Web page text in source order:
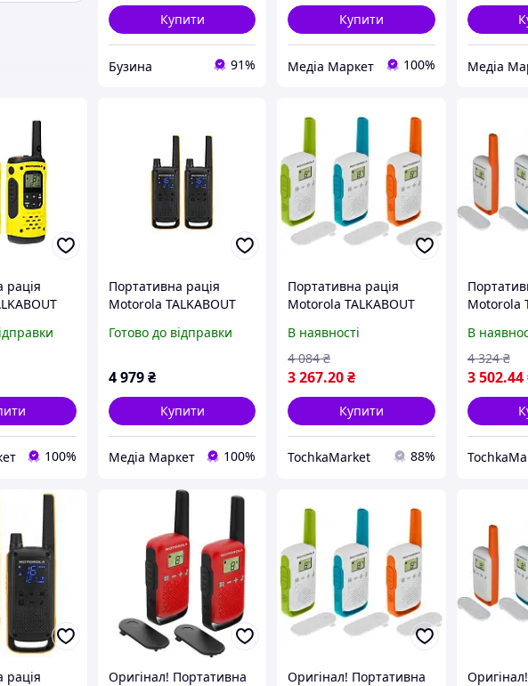
Купити
Бузина 91%
Купити
Медіа Маркет 100% Медіа
рація
100%
Портативна рація
Motorola TALKABOUT
Yellow Black
Готово до відправки
4 979₴
Купити
Медіа Маркет 100%
Портативна рація
Motorola TALKABOUT
(B4P00811MDKMAW)
В наявності
3 267.20₴
4 084 ₴
Купити
TochkaMarket 88%
Motorola
В
3 502.44
4 324 ₴
рація
Оригінал! Портативна
Оригінал! Портативна